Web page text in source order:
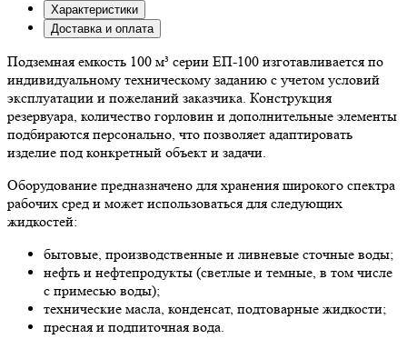
Характеристики
Доставка и оплата
Подземная емкость 100 м³ серии ЕП-100 изготавливается по
индивидуальному техническому заданию с учетом условий
эксплуатации и пожеланий заказчика. Конструкция
резервуара, количество горловин и дополнительные элементы
подбираются персонально, что позволяет адаптировать
изделие под конкретный объект и задачи.
Оборудование предназначено для хранения широкого спектра
рабочих сред и может использоваться для следующих
жидкостей:
бытовые, производственные и ливневые сточные воды;
нефть и нефтепродукты (светлые и темные, в том числе
с примесью воды);
технические масла, конденсат, подтоварные жидкости;
пресная и подпиточная вода.